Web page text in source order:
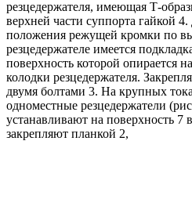
резцедержателя, имеющая Т-
верхней части суппорта гайкой
положения режущей кромки по
резцедержателе имеется
поверхность которой опирается
колодки резцедержателя.
двумя болтами 3. На крупных
одноместные резцедержатели
устанавливают на поверхность 7
закрепляют планкой 2,